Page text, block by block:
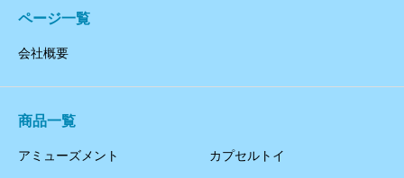
ページ一覧
会社概要
商品一覧
アミューズメント カプセルトイ